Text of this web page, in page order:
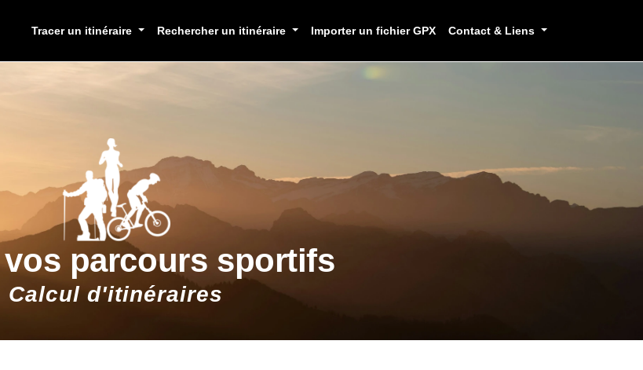
Tracer un itinéraire Rechercher un itinéraire Importer un fichier GPX Contact & Liens
vos parcours sportifs
Calcul d'itinéraires